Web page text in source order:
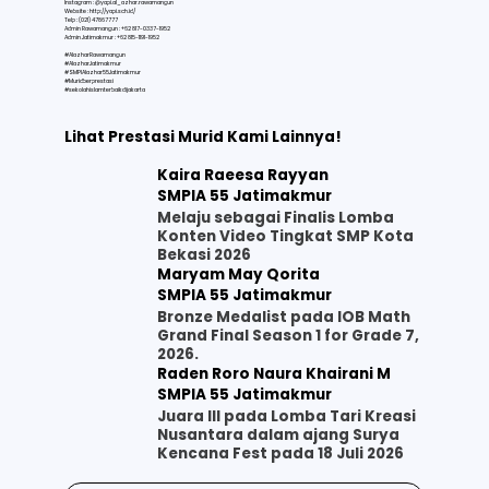
Instagram : @yapi.al_azhar.rawamangun
Website :http://yapi.sch.id/
Telp : (021) 47867777
Admin Rawamangun : +62 817-0337-1952
Admin Jatimakmur : +62 815-1191-1952
#AlazharRawamangun
#AlazharJatimakmur
#SMPIAlazhar55Jatimakmur
#Muridberprestasi
#sekolahislamterbaikdijakarta
Lihat Prestasi Murid Kami Lainnya!
Kaira Raeesa Rayyan
SMPIA 55 Jatimakmur
Melaju sebagai Finalis Lomba
Konten Video Tingkat SMP Kota
Bekasi 2026
Maryam May Qorita
SMPIA 55 Jatimakmur
Bronze Medalist pada IOB Math
Grand Final Season 1 for Grade 7,
2026.
Raden Roro Naura Khairani M
SMPIA 55 Jatimakmur
Juara III pada Lomba Tari Kreasi
Nusantara dalam ajang Surya
Kencana Fest pada 18 Juli 2026